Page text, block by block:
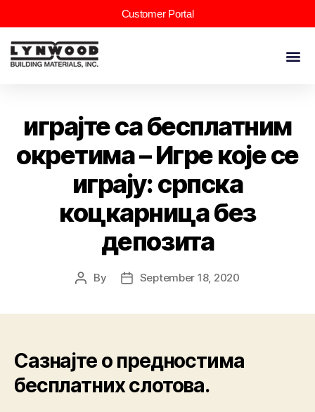
Customer Portal
играјте са бесплатним
окретима – Игре које се
играју: српска
коцкарница без
депозита
By September 18, 2020
Сазнајте о предностима
бесплатних слотова.